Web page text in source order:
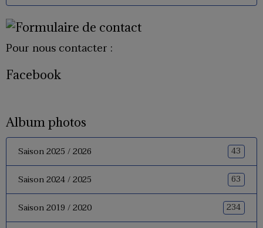
Pour nous contacter :
Facebook
Album photos
Saison 2025 / 2026 43
Saison 2024 / 2025 63
Saison 2019 / 2020 234